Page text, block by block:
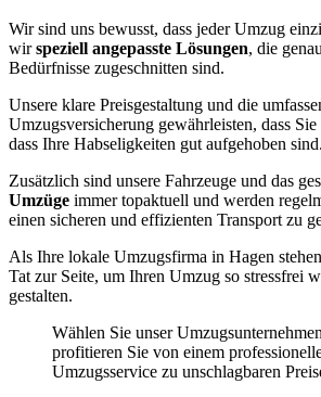
Wir sind uns bewusst, dass jeder Umzug
wirspeziell angepasste Lösungen, die
Bedürfnisse zugeschnitten sind.
Unsere klare Preisgestaltung und die
Umzugsversicherung gewährleisten, dass
dass Ihre Habseligkeiten gut aufgehoben sind.
Zusätzlich sind unsere Fahrzeuge und das
Umzüge immer topaktuell und werden
einen sicheren und effizienten Transport zu
Als Ihre lokale Umzugsfirma in Hagen
Tat zur Seite, um Ihren Umzug so stressfrei
gestalten.
Wählen Sie unser
profitieren Sie von einem
Umzugsservice zu unschlagbaren